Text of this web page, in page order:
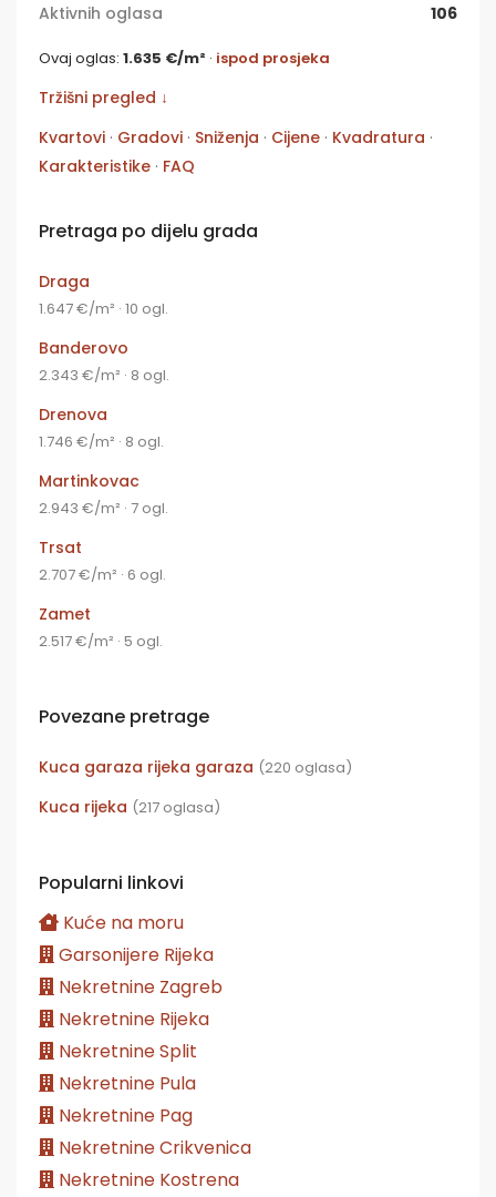
Aktivnih oglasa
106
Ovaj oglas: 1.635 €/m² · ispod prosjeka
Tržišni pregled ↓
Kvartovi · Gradovi · Sniženja · Cijene · Kvadratura ·
Karakteristike · FAQ
Pretraga po dijelu grada
Draga
1.647 €/m² · 10 ogl.
Banderovo
2.343 €/m² · 8 ogl.
Drenova
1.746 €/m² · 8 ogl.
Martinkovac
2.943 €/m² · 7 ogl.
Trsat
2.707 €/m² · 6 ogl.
Zamet
2.517 €/m² · 5 ogl.
Povezane pretrage
Kuca garaza rijeka garaza (220 oglasa)
Kuca rijeka (217 oglasa)
Popularni linkovi
Kuće na moru
Garsonijere Rijeka
Nekretnine Zagreb
Nekretnine Rijeka
Nekretnine Split
Nekretnine Pula
Nekretnine Pag
Nekretnine Crikvenica
Nekretnine Kostrena